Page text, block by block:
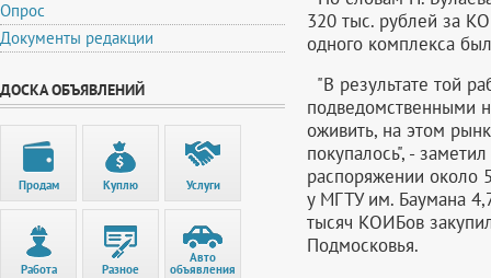
Опрос
Документы редакции
ДОСКА ОБЪЯВЛЕНИЙ
Продам Куплю Услуги
Работа Разное
Авто
объявления
320 тыс. рублей за
одного комплекса
"В результате той
подведомственными
оживить, на этом
покупалось", -
распоряжении около
у МГТУ им. Баумана
тысяч КОИБов
Подмосковья.